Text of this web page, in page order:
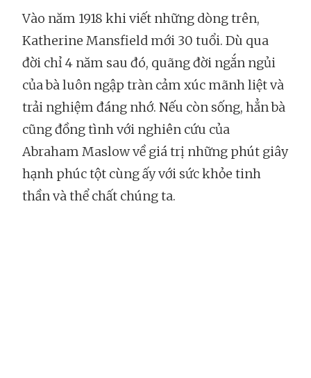
Vào năm 1918 khi viết những dòng trên,
Katherine Mansfield mới 30 tuổi. Dù qua
đời chỉ 4 năm sau đó, quãng đời ngắn ngủi
của bà luôn ngập tràn cảm xúc mãnh liệt và
trải nghiệm đáng nhớ. Nếu còn sống, hẳn bà
cũng đồng tình với nghiên cứu của
Abraham Maslow về giá trị những phút giây
hạnh phúc tột cùng ấy với sức khỏe tinh
thần và thể chất chúng ta.